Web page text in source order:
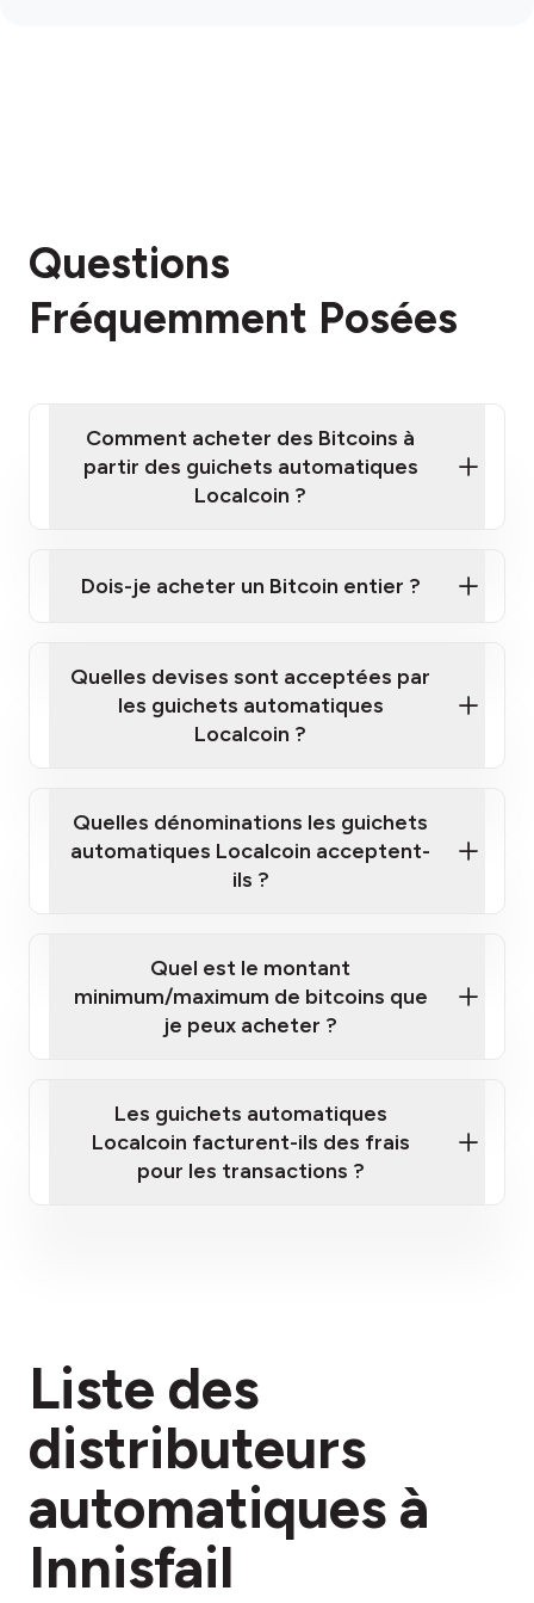
Questions
Fréquemment Posées
Comment acheter des Bitcoins à
partir des guichets automatiques
Localcoin ?
automatiques
guichet automatique Localcoin le plus
Dois-je acheter un Bitcoin entier ?
Quelles devises sont acceptées par
les guichets automatiques
Localcoin ?
Quelles dénominations les guichets
automatiques Localcoin acceptent-
ils ?
Quel est le montant
minimum/maximum de bitcoins que
je peux acheter ?
Les guichets automatiques
Localcoin facturent-ils des frais
pour les transactions ?
section des frais
Liste des
distributeurs
automatiques à
Innisfail